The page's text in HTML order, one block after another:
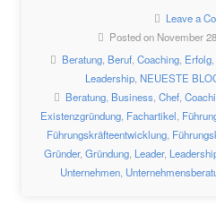
ZU
Leave a
Posted on November
Beratung Beruf Coaching Erfolg
Leadership NEUESTE
Beratung, Business, Chef,
Existenzgründung Fachartikel
Führungskräfteentwicklung,
Gründer, Gründung, Leader,
Unternehmen